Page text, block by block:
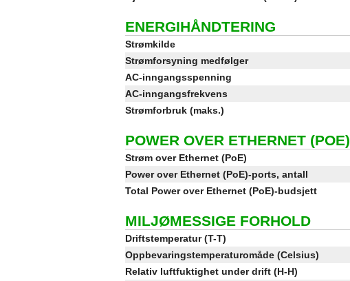
ENERGIHÅNDTERING
Strømkilde
Strømforsyning medfølger
AC-inngangsspenning
AC-inngangsfrekvens
Strømforbruk (maks.)
POWER OVER ETHERNET (POE)
Strøm over Ethernet (PoE)
Power over Ethernet (PoE)-ports, antall
Total Power over Ethernet (PoE)-budsjett
MILJØMESSIGE FORHOLD
Driftstemperatur (T-T)
Oppbevaringstemperaturomåde (Celsius)
Relativ luftfuktighet under drift (H-H)